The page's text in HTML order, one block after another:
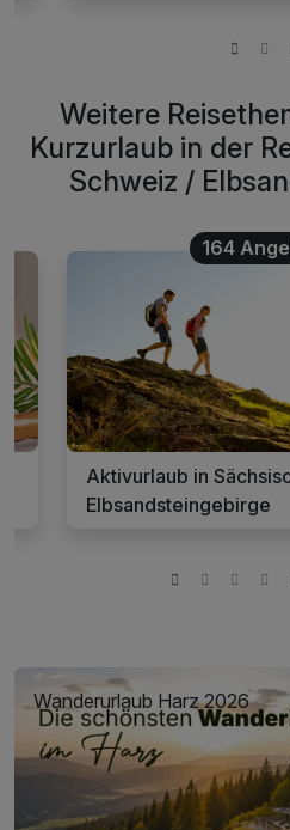
Weitere
Kurzurlaub in der
Schweiz /
164
Aktivurlaub in
Elbsandsteingebirge
Wanderurlaub Harz 2026